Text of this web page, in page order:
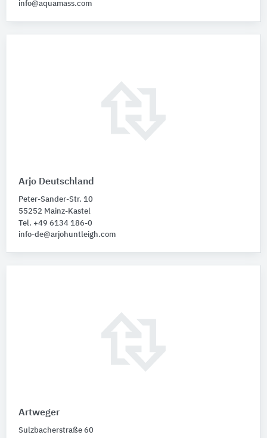
info@aquamass.com
Arjo Deutschland
Peter-Sander-Str. 10
55252 Mainz-Kastel
Tel. +49 6134 186-0
info-de@arjohuntleigh.com
Artweger
Sulzbacherstraße 60